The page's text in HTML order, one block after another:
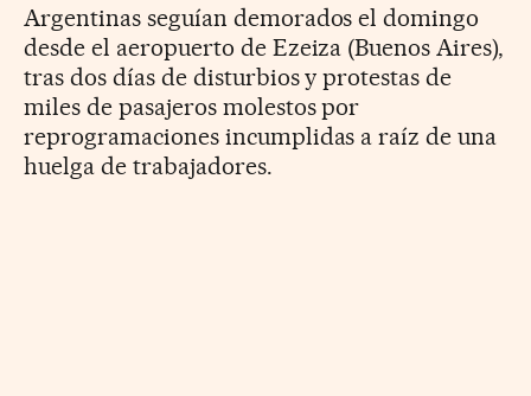
Argentinas seguían demorados el domingo
desde el aeropuerto de Ezeiza (Buenos Aires),
tras dos días de disturbios y protestas de
miles de pasajeros molestos por
reprogramaciones incumplidas a raíz de una
huelga de trabajadores.